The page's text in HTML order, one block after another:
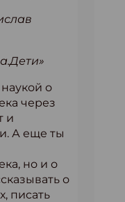
о
через
и
А еще ты
но и о
о
писать